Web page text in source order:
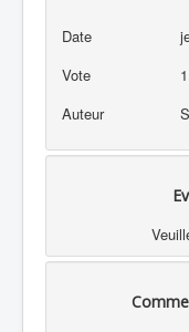
Date
Vote
Auteur